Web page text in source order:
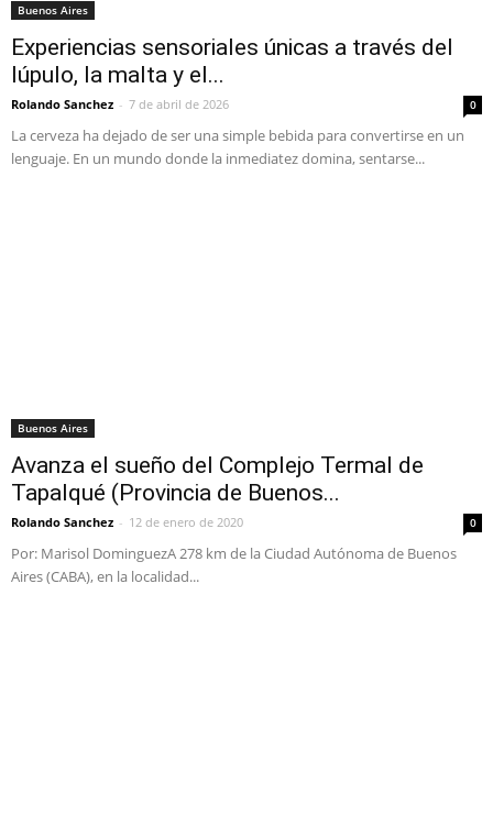
Buenos Aires
Experiencias sensoriales únicas a través del
lúpulo, la malta y el...
Rolando Sanchez - 7 de abril de 2026 0
La cerveza ha dejado de ser una simple bebida para convertirse en un
lenguaje. En un mundo donde la inmediatez domina, sentarse...
Buenos Aires
Avanza el sueño del Complejo Termal de
Tapalqué (Provincia de Buenos...
Rolando Sanchez - 12 de enero de 2020 0
Por: Marisol DominguezA 278 km de la Ciudad Autónoma de Buenos
Aires (CABA), en la localidad...